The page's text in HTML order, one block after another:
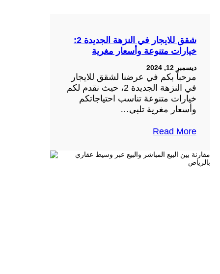
شقق للايجار في النزهة الجديدة 2:
خيارات متنوعة وأسعار مغرية
ديسمبر 12, 2024
مرحباً بكم في عرضنا لشقق للايجار
في النزهة الجديدة 2، حيث نقدم لكم
خيارات متنوعة تناسب احتياجاتكم
وأسعار مغرية تلبي…
Read More